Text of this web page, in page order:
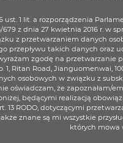
ust. 1 lit. a rozporządzenia
679 z dnia 27 kwietnia 2016 r. w
z przetwarzaniem danych
przepływu takich danych oraz
zgodę na przetwarzanie
1, Ritan Road, Jianguomenwai,
osobowych w związku z
oświadczam, że zapoznałam/
będącymi realizacją
13 RODO, dotyczącymi
znane są mi wszystkie
których mowa